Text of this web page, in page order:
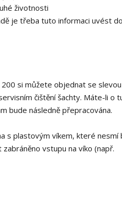
životnosti
je třeba tuto informaci uvést do
si můžete objednat se
čištění šachty. Máte-li o
bude následně přepracována.
s plastovým víkem, které nesmí
vstupu na víko (např.